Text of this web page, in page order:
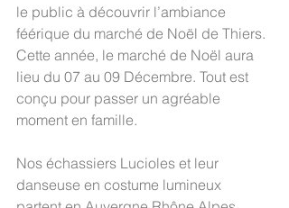
le public à découvrir l’ambiance
féérique du marché de Noël de Thiers.
Cette année, le marché de Noël aura
lieu du 07 au 09 Décembre. Tout est
conçu pour passer un agréable
moment en famille.
Nos échassiers Lucioles et leur
danseuse en costume lumineux